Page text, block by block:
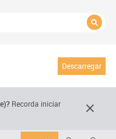
Descarregar
? Recorda iniciar